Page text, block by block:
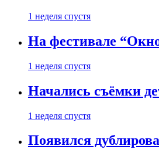
1 неделя спустя
На фестивале
1 неделя спустя
Начались съёмки
1 неделя спустя
Появился